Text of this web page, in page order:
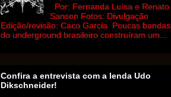
Por: Fernanda Luísa e Renato
Sanson Fotos: Divulgação
Edição/revisão: Caco Garcia Poucas bandas
do underground brasileiro construíram um...
Confira a entrevista com a lenda Udo
Dikschneider!